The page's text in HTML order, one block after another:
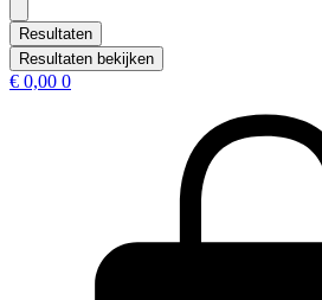
Resultaten
Resultaten bekijken
€ 0,00 0